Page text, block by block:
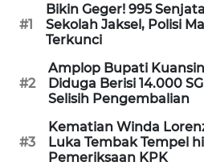
#1
Bikin Geger! 995
Sekolah Jaksel, Polisi
Terkunci
#2
Amplop Bupati
Diduga Berisi 14.000
Selisih Pengembalian
#3
Kematian Winda
Luka Tembak Tempel
Pemeriksaan KPK
PERSONA
OTOMOTIF
HEALTH